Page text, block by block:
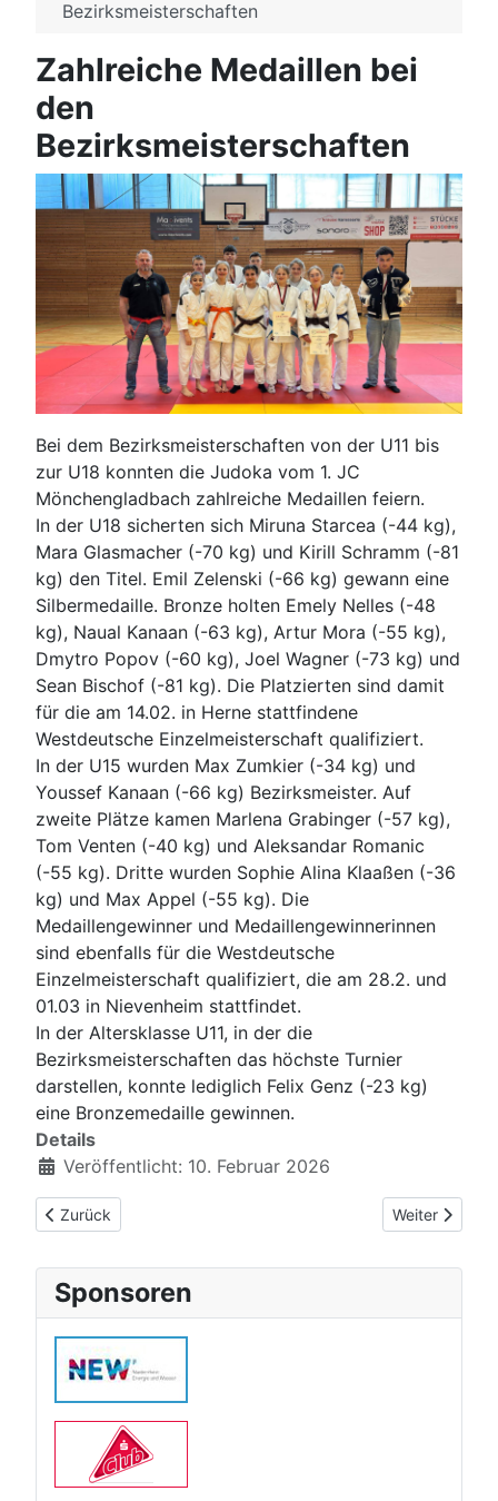
Bezirksmeisterschaften
Zahlreiche Medaillen bei
den
Bezirksmeisterschaften
Bei dem Bezirksmeisterschaften von der U11 bis
zur U18 konnten die Judoka vom 1. JC
Mönchengladbach zahlreiche Medaillen feiern.
In der U18 sicherten sich Miruna Starcea (-44 kg),
Mara Glasmacher (-70 kg) und Kirill Schramm (-81
kg) den Titel. Emil Zelenski (-66 kg) gewann eine
Silbermedaille. Bronze holten Emely Nelles (-48
kg), Naual Kanaan (-63 kg), Artur Mora (-55 kg),
Dmytro Popov (-60 kg), Joel Wagner (-73 kg) und
Sean Bischof (-81 kg). Die Platzierten sind damit
für die am 14.02. in Herne stattfindene
Westdeutsche Einzelmeisterschaft qualifiziert.
In der U15 wurden Max Zumkier (-34 kg) und
Youssef Kanaan (-66 kg) Bezirksmeister. Auf
zweite Plätze kamen Marlena Grabinger (-57 kg),
Tom Venten (-40 kg) und Aleksandar Romanic
(-55 kg). Dritte wurden Sophie Alina Klaaßen (-36
kg) und Max Appel (-55 kg). Die
Medaillengewinner und Medaillengewinnerinnen
sind ebenfalls für die Westdeutsche
Einzelmeisterschaft qualifiziert, die am 28.2. und
01.03 in Nievenheim stattfindet.
In der Altersklasse U11, in der die
Bezirksmeisterschaften das höchste Turnier
darstellen, konnte lediglich Felix Genz (-23 kg)
eine Bronzemedaille gewinnen.
Details
Veröffentlicht: 10. Februar 2026
Vorheriger Beitrag: Zweifache Qualifikation für Deutsche
Zurück Nächster
Weiter
Sponsoren